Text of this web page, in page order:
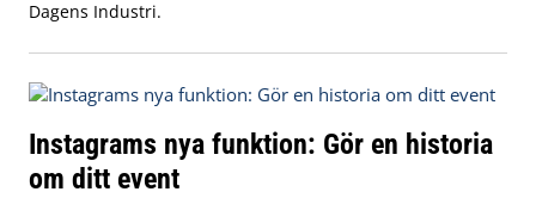
Dagens Industri.
Instagrams nya funktion: Gör en historia
om ditt event